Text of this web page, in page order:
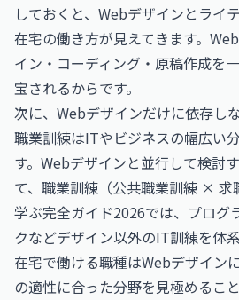
しておくと、Webデザインとライ
在宅の働き方が見えてきます。
イン・コーディング・原稿作成を
宝されるからです。
次に、Webデザインだけに依存し
職業訓練はITやビジネスの幅広い
す。Webデザインと並行して検討
て、 職業訓練（公共職業訓練 × 求
学ぶ完全ガイド2026では、プログ
クなどデザイン以外のIT訓練を体
在宅で働ける職種はWebデザイン
の適性に合った分野を見極めるこ